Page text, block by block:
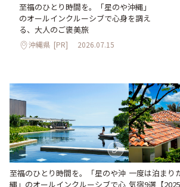
至福のひとり時間を。「星のや沖縄」
のオールインクルーシブで心身を調え
る、大人のご褒美旅
沖縄県 [PR] 2026.07.15
至福のひとり時間を。「星のや沖
縄」のオールインクルーシブで心
一度は泊まり
気宿9選【2025